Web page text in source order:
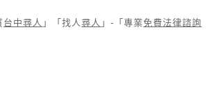
台中尋人 」「找人 尋人 」-「專業免費法律諮詢